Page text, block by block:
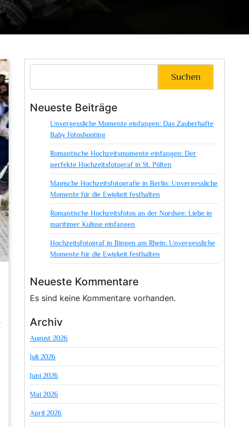
Suchen
Neueste Beiträge
Unvergessliche Momente einfangen: Das Zauberhafte
Baby Fotoshooting
Romantische Hochzeitsmomente einfangen: Der
perfekte Hochzeitsfotograf in St. Pölten
Magische Hochzeitsfotografie in Berlin: Unvergessliche
Momente für die Ewigkeit festhalten
Romantische Hochzeitsfotos an der Nordsee: Liebe in
maritimer Kulisse einfangen
Hochzeitsfotograf in Bingen am Rhein: Unvergessliche
Momente für die Ewigkeit festhalten
Neueste Kommentare
Es sind keine Kommentare vorhanden.
Archiv
August 2026
Juli 2026
Juni 2026
Mai 2026
April 2026